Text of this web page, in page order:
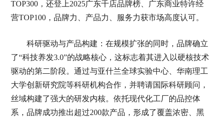
TOP300，还登上2025广东千店品牌榜、广东商业特许经
营TOP100，品牌力、产品力、服务力获市场高度认可。
科研驱动与产品构建：在规模扩张的同时，品牌确立
了“科技养发3.0”的战略核心，这标志着其进入以硬核技术
驱动的第二阶段。通过与亚什兰全球实验中心、华南理工
大学创新研究院等科研机构合作，并聘请国际科研顾问，
丝域构建了强大的研发内核。依托现代化工厂的品控体
系，品牌成功推出超过200款产品，形成了覆盖浓密、黑